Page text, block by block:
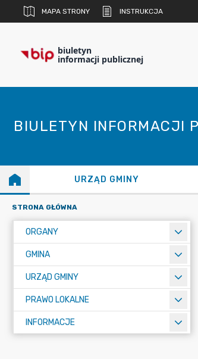
MAPA STRONY INSTRUKCJA
biuletyn
informacji publicznej
BIULETYN INFORMACJI
URZĄD GMINY
STRONA GŁÓWNA
ORGANY
GMINA
URZĄD GMINY
PRAWO LOKALNE
INFORMACJE